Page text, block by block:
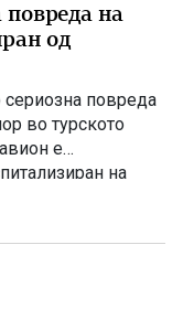
повреда на
од
сериозна повреда
во турското
е
на
ја